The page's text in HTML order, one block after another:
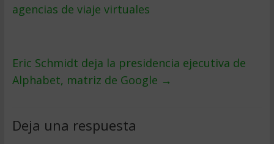
agencias de viaje virtuales
Eric Schmidt deja la presidencia ejecutiva de
Alphabet, matriz de Google →
Deja una respuesta